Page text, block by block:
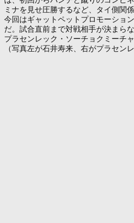
ミナを見せ圧勝するなど、タイ側関
今回はギャットペットプロモーショ
だ。試合直前まで対戦相手が決まら
プラセンレック・ソーチョクミーチ
（写真左が石井寿来、右がプラセンレ